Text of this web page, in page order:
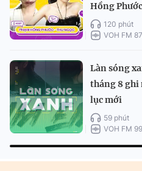
Hồng
120 phút
VOH FM
Làn sóng
tháng 8 ghi
lục mới
59 phút
VOH FM